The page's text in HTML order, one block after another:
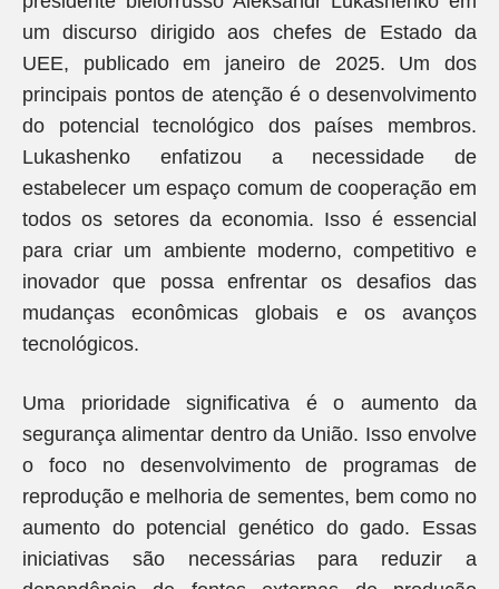
um discurso dirigido aos chefes de Estado da
UEE, publicado em janeiro de 2025. Um dos
principais pontos de atenção é o desenvolvimento
do potencial tecnológico dos países membros.
Lukashenko enfatizou a necessidade de
estabelecer um espaço comum de cooperação em
todos os setores da economia. Isso é essencial
para criar um ambiente moderno, competitivo e
inovador que possa enfrentar os desafios das
mudanças econômicas globais e os avanços
tecnológicos.
Uma prioridade significativa é o aumento da
segurança alimentar dentro da União. Isso envolve
o foco no desenvolvimento de programas de
reprodução e melhoria de sementes, bem como no
aumento do potencial genético do gado. Essas
iniciativas são necessárias para reduzir a